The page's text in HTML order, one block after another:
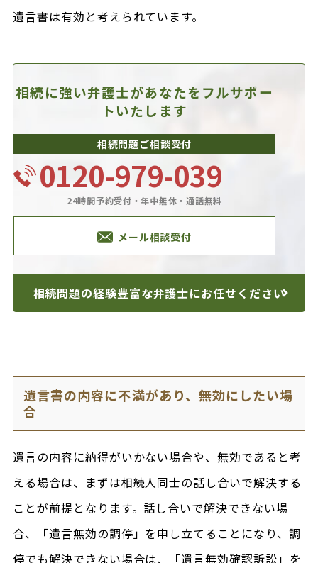
遺言書は有効と考えられています。
相続に強い弁護士があなたをフルサポー
トいたします
相続問題ご相談受付
0120-979-039
24時間予約受付・年中無休・通話無料
メール相談受付
相続問題の経験豊富な弁護士にお任せください
遺言書の内容に不満があり、無効にしたい場
合
遺言の内容に納得がいかない場合や、無効であると考
える場合は、まずは相続人同士の話し合いで解決する
ことが前提となります。話し合いで解決できない場
合、「遺言無効の調停」を申し立てることになり、調
停でも解決できない場合は、「遺言無効確認訴訟」を